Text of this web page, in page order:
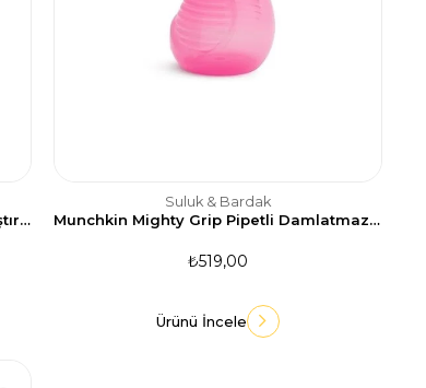
Munchkin Miracle 360 Dökülmeyen Alıştırma Bardağı 296ml-Mavi
Suluk & Bardak
Munchkin Mighty Grip Pipetli Damlatmaz Bardak 296ml - Pembe
₺519,00
Ürünü İncele